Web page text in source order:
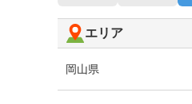
エリア
岡山県